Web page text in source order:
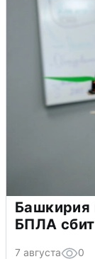
Башкирия
БПЛА
7 августа 0